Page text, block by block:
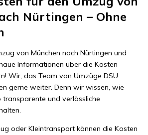
Nürtingen – Ohne
von München nach Nürtingen und
Informationen über die Kosten
Wir, das Team von Umzüge DSU
gerne weiter. Denn wir wissen, wie
und verlässliche
oder Kleintransport können die Kosten